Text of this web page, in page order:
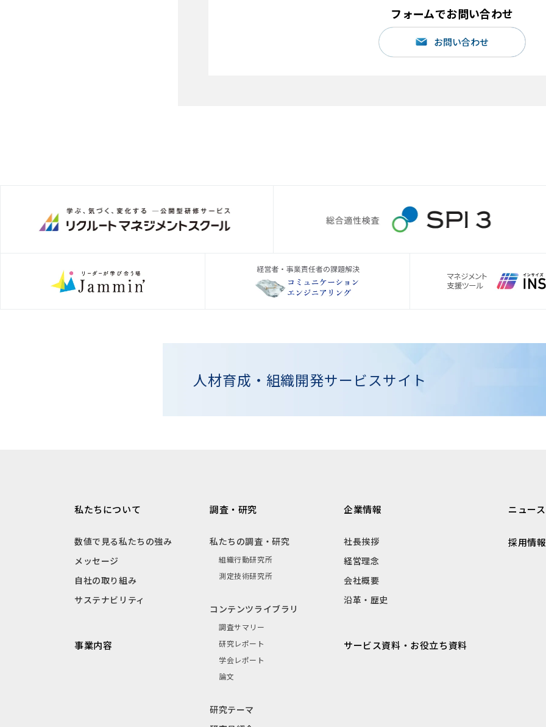
フォームでお問い合わせ
お問い合わせ
人材育成・組織開発サービスサイト
私たちについて
数値で見る私たちの強み
メッセージ
自社の取り組み
サステナビリティ
事業内容
調査・研究
私たちの調査・研究
組織行動研究所
測定技術研究所
コンテンツライブラリ
調査サマリー
研究レポート
学会レポート
論文
研究テーマ
企業情報
社長挨拶
経営理念
会社概要
沿革・歴史
サービス資料・お役立ち資料
ニュース
採用情報